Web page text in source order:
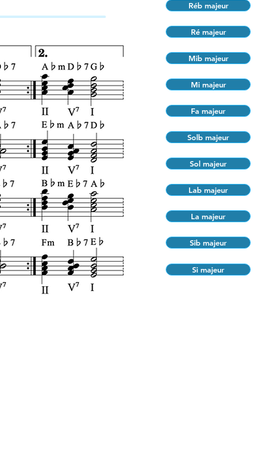
Réb majeur
Ré majeur
Mib majeur
Mi majeur
Fa majeur
Solb majeur
Sol majeur
Lab majeur
La majeur
Sib majeur
Si majeur